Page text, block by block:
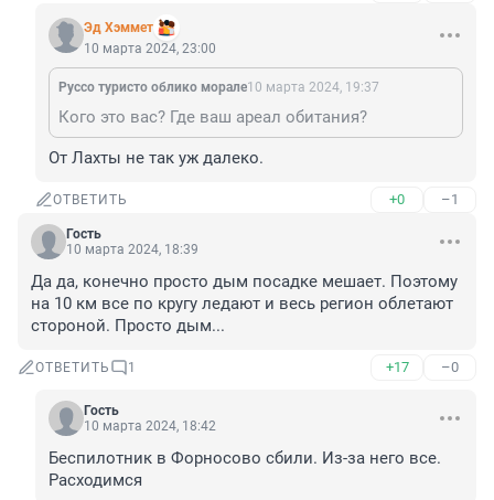
Эд Хэммет
10 марта 2024, 23:00
Руссо туристо облико морале10 марта 2024, 19:37
Кого это вас? Где ваш ареал обитания?
От Лахты не так уж далеко.
ОТВЕТИТЬ +0 –1
Гость
10 марта 2024, 18:39
Да да, конечно просто дым посадке мешает. Поэтому
на 10 км все по кругу ледают и весь регион облетают
стороной. Просто дым...
ОТВЕТИТЬ 1 +17 –0
Гость
10 марта 2024, 18:42
Беспилотник в Форносово сбили. Из-за него все.
Расходимся